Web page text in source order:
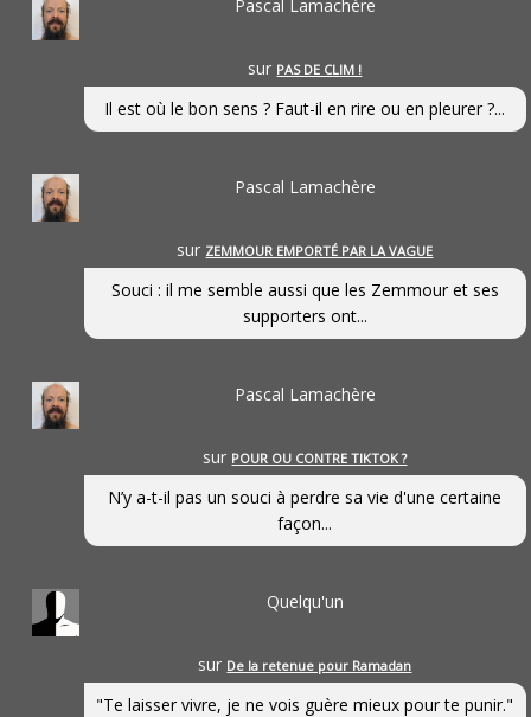
Pascal Lamachère
sur PAS DE CLIM !
Il est où le bon sens ? Faut-il en rire ou en pleurer ?...
Pascal Lamachère
sur ZEMMOUR EMPORTÉ PAR LA VAGUE
Souci : il me semble aussi que les Zemmour et ses
supporters ont...
Pascal Lamachère
sur POUR OU CONTRE TIKTOK ?
N’y a-t-il pas un souci à perdre sa vie d'une certaine
façon...
Quelqu'un
sur De la retenue pour Ramadan
"Te laisser vivre, je ne vois guère mieux pour te punir."